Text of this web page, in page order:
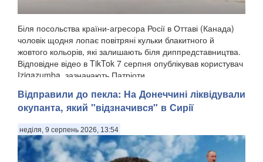
Біля посольства країни-агресора Росії в Оттаві (Канада)
чоловік щодня лопає повітряні кульки блакитного й
жовтого кольорів, які залишають біля диппредставництва.
Відповідне відео в TikTok 7 серпня опублікував користувач
Izigazumba, зазначають Патріоти ...
Відправили до пекла: На Донеччині ліквідували
окупанта, який "відзначився" в Сирії
неділя, 9 серпень 2026, 13:54